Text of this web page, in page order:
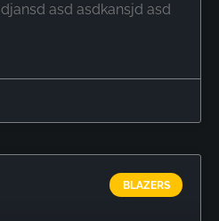
asd asdkansjd asd
BLAZERS